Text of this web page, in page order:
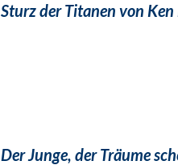
Sturz der Titanen von
Der Junge, der Träume